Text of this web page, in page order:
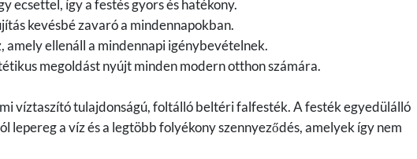
ecsettel, így a festés gyors és hatékony.
kevésbé zavaró a mindennapokban.
amely ellenáll a mindennapi igénybevételnek.
megoldást nyújt minden modern otthon számára.
víztaszító tulajdonságú, foltálló beltéri falfesték. A festék egyedülálló
lepereg a víz és a legtöbb folyékony szennyeződés, amelyek így nem